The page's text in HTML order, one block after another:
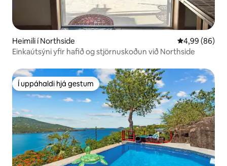
Heimili í Northside 4,99 af 5 í
4,99 (86)
Einkaútsýni yfir hafið og stjörnuskoðun við Northside
Í uppáhaldi hjá gestum
Í uppáhaldi hjá gestum